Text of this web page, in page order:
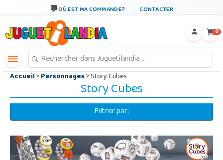
OÙ EST MA COMMANDE? CONTACTER
0
Accueil>Personnages> Story Cubes
Story Cubes
Filtrer par: